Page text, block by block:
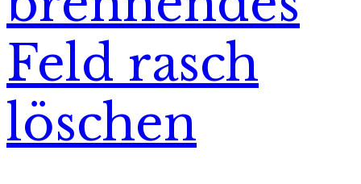
Feld rasch
löschen